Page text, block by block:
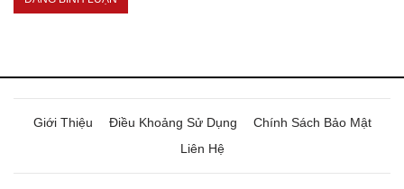
Giới Thiệu Điều Khoảng Sử Dụng
Chính Sách Bảo Mật
Liên Hệ